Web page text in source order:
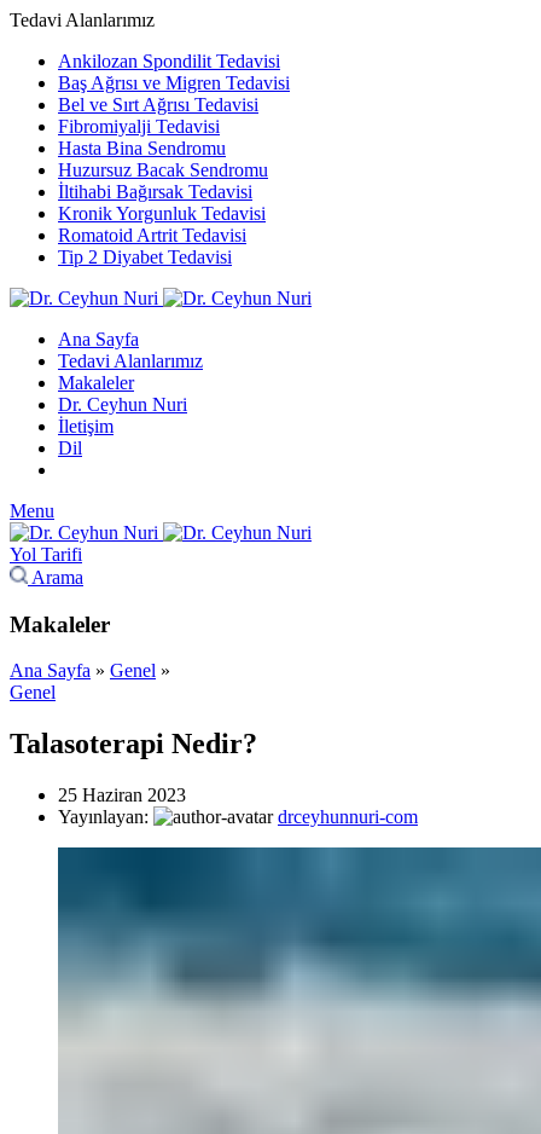
Tedavi Alanlarımız
Ankilozan Spondilit Tedavisi
Baş Ağrısı ve Migren Tedavisi
Bel ve Sırt Ağrısı Tedavisi
Fibromiyalji Tedavisi
Hasta Bina Sendromu
Huzursuz Bacak Sendromu
İltihabi Bağırsak Tedavisi
Kronik Yorgunluk Tedavisi
Romatoid Artrit Tedavisi
Tip 2 Diyabet Tedavisi
Ana Sayfa
Tedavi Alanlarımız
Makaleler
Dr. Ceyhun Nuri
İletişim
Dil
Menu
Yol Tarifi
Arama
Makaleler
Ana Sayfa » Genel »
Genel
Talasoterapi Nedir?
25 Haziran 2023
Yayınlayan:
drceyhunnuri-com